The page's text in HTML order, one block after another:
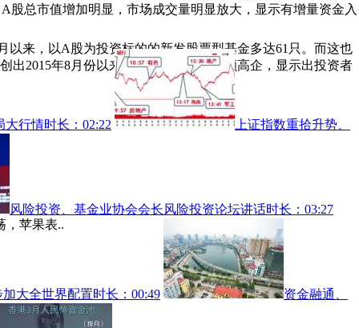
股总市值增加明显，市场成交量明显放大，显示有增量资金入
以来，以A股为投资标的的新发股票型基金多达61只。而这也
出2015年8月份以来新高。平均发行份额高企，显示出投资者
，苹果表..
大行情时长：02:22 上证指数重拾升势、
风险投资、基金业协会会长风险投资论坛讲话时长：03:27
大全世界配置时长：00:49 资金融通、